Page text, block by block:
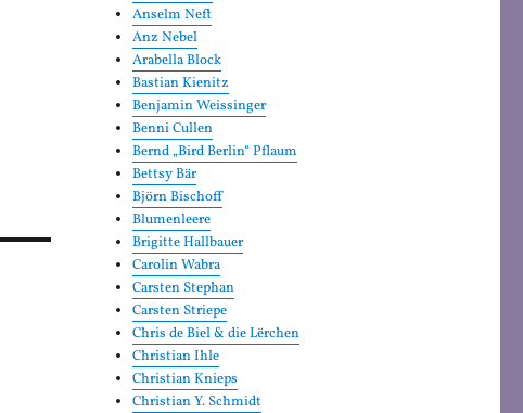
Anselm Neft
Anz Nebel
Arabella Block
Bastian Kienitz
Benjamin Weissinger
Benni Cullen
Bernd „Bird Berlin“ Pflaum
Bettsy Bär
Björn Bischoff
Blumenleere
Brigitte Hallbauer
Carolin Wabra
Carsten Stephan
Carsten Striepe
Chris de Biel & die Lërchen
Christian Ihle
Christian Knieps
Christian Y. Schmidt